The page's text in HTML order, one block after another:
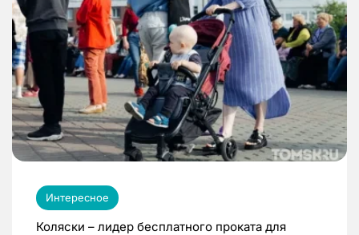
Интересное
Коляски – лидер бесплатного проката для